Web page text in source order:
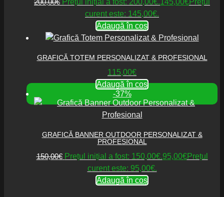
200,00€ Prețul inițial a fost: 200,00€.145,00€Prețul
curent este: 145,00€.
Adaugă în coș
GRAFICĂ TOTEM PERSONALIZAT & PROFESIONAL
115,00€
Adaugă în coș
-37%
GRAFICĂ BANNER OUTDOOR PERSONALIZAT &
PROFESIONAL
150,00€ Prețul inițial a fost: 150,00€.95,00€Prețul
curent este: 95,00€.
Adaugă în coș